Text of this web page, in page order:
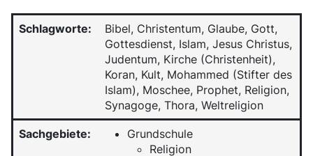
Schlagworte:
Bibel, Christentum, Glaube, Gott,
Gottesdienst, Islam, Jesus Christus,
Judentum, Kirche (Christenheit),
Koran, Kult, Mohammed (Stifter des
Islam), Moschee, Prophet, Religion,
Synagoge, Thora, Weltreligion
Sachgebiete:
Grundschule
Religion